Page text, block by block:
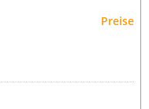
Preise